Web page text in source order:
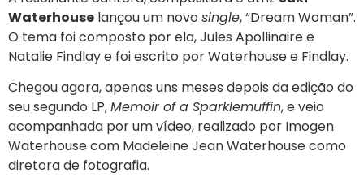
Waterhouse lançou um novo single, “Dream Woman”.
O tema foi composto por ela, Jules Apollinaire e
Natalie Findlay e foi escrito por Waterhouse e Findlay.
Chegou agora, apenas uns meses depois da edição do
seu segundo LP,Memoir of a Sparklemuffin, e veio
acompanhada por um vídeo, realizado por Imogen
Waterhouse com Madeleine Jean Waterhouse como
diretora de fotografia.